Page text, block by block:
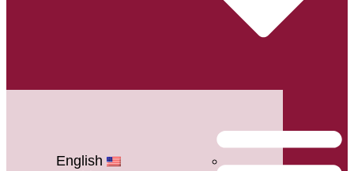
English